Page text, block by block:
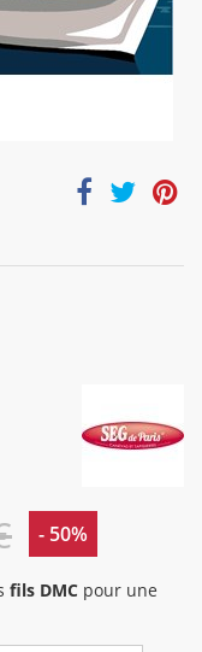
- 50%
fils DMC pour une